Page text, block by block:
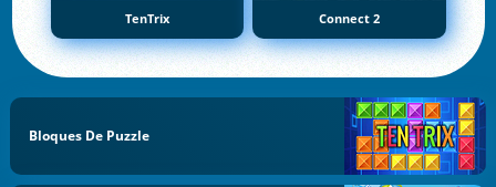
TenTrix Connect 2
Bloques De Puzzle